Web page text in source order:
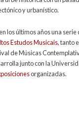
y urbanístico.
los últimos años una
Estudos Musicais, tanto
de Músicas
junto con la
organizadas.